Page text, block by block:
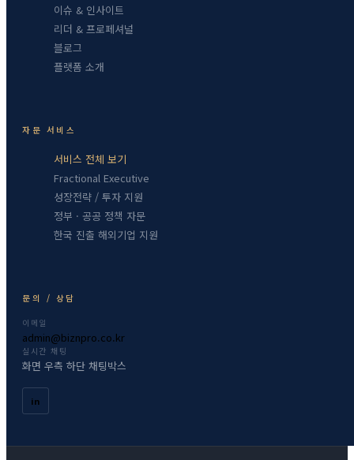
이슈 & 인사이트
리더 & 프로페셔널
블로그
플랫폼 소개
자문 서비스
서비스 전체 보기
Fractional Executive
성장전략 / 투자 지원
정부 · 공공 정책 자문
한국 진출 해외기업 지원
문의 / 상담
이메일
admin@biznpro.co.kr
실시간 채팅
화면 우측 하단 채팅박스
in